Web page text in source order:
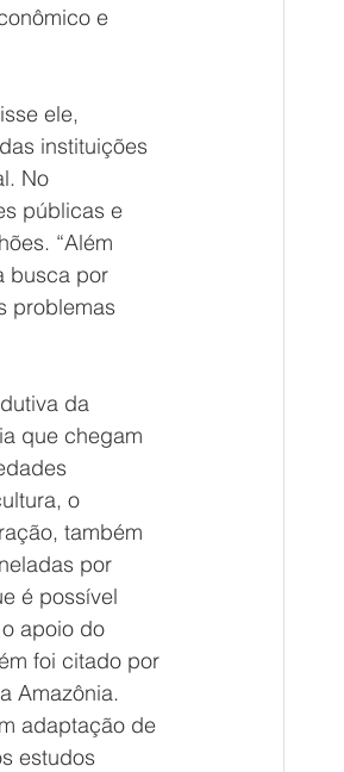
e
ele,
instituições
No
públicas e
“Além
busca por
problemas
da
que chegam
o
também
por
é possível
apoio do
foi citado por
Amazônia.
adaptação de
estudos